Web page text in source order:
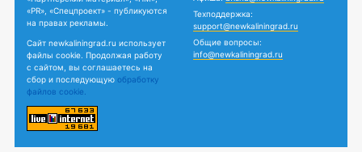
«PR», «Спецпроект» - публикуются
на правах рекламы.
Сайт newkaliningrad.ru использует
файлы cookie. Продолжая работу
с сайтом, вы соглашаетесь на
сбор и последующую обработку
файлов cookie.
Техподдержка:
support@newkaliningrad.ru
Общие вопросы:
info@newkaliningrad.ru